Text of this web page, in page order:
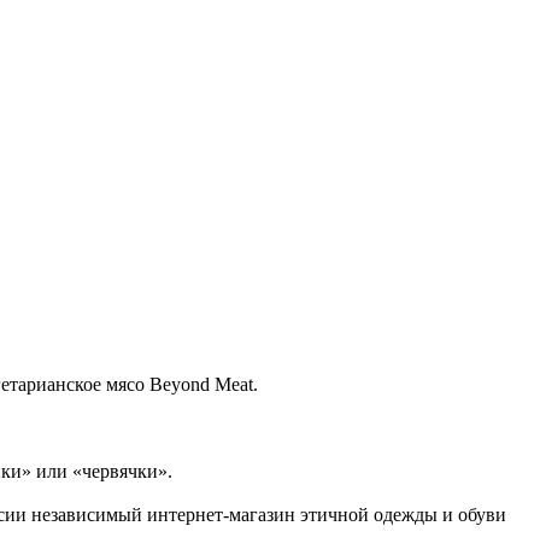
мясо Beyond Meat.
или «червячки».
независимый интернет-магазин этичной одежды и обуви